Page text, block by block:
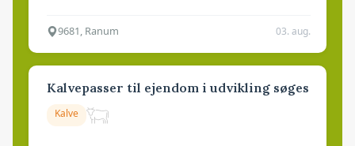
9681, Ranum 03. aug.
Kalvepasser til ejendom i udvikling søges
Kalve